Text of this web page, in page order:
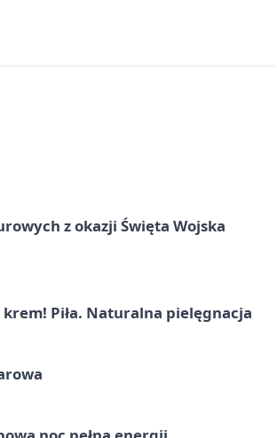
z okazji Święta Wojska
Piła. Naturalna pielęgnacja